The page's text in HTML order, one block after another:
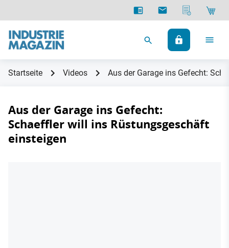
Startseite Videos Aus der Garage ins Gefecht:
Aus der Garage ins Gefecht:
Schaeffler will ins Rüstungsgeschäft
einsteigen